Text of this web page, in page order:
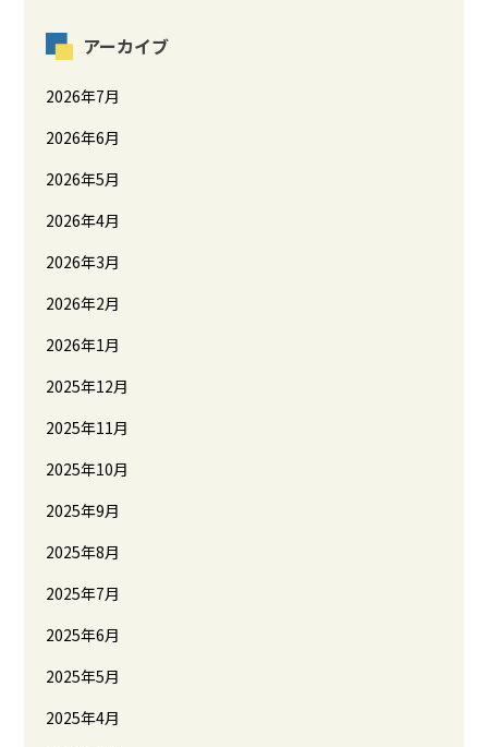
アーカイブ
2026年7月
2026年6月
2026年5月
2026年4月
2026年3月
2026年2月
2026年1月
2025年12月
2025年11月
2025年10月
2025年9月
2025年8月
2025年7月
2025年6月
2025年5月
2025年4月